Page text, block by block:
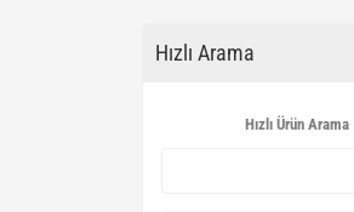
Hızlı Arama
Hızlı Ürün Arama